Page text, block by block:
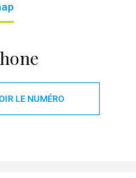
LE NUMÉRO